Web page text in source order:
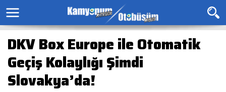
DKV Box Europe ile Otomatik
Geçiş Kolaylığı Şimdi
Slovakya’da!